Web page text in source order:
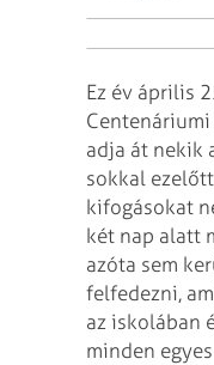
Ez év április
adja át nekik
sokkal
kifogásokat
két nap alatt
azóta sem
felfedezni,
az iskolában
minden